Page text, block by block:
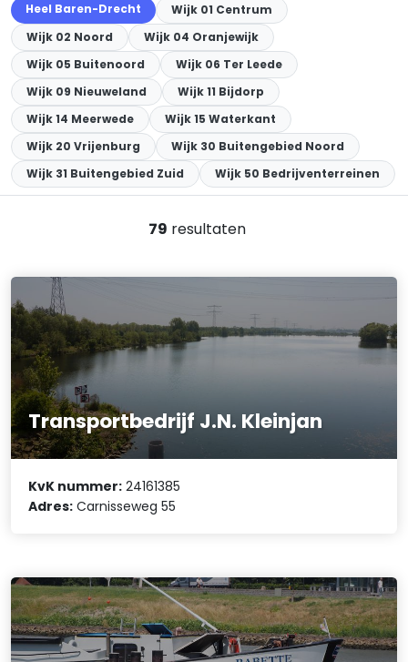
Heel Baren-Drecht
Wijk 01 Centrum
Wijk 02 Noord
Wijk 04 Oranjewijk
Wijk 05 Buitenoord
Wijk 06 Ter Leede
Wijk 09 Nieuweland
Wijk 11 Bijdorp
Wijk 14 Meerwede
Wijk 15 Waterkant
Wijk 20 Vrijenburg
Wijk 30 Buitengebied Noord
Wijk 31 Buitengebied Zuid
Wijk 50 Bedrijventerreinen
79 resultaten
Transportbedrijf J.N. Kleinjan
KvK nummer: 24161385
Adres: Carnisseweg 55